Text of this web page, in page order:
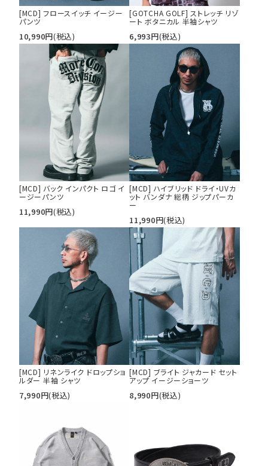
[MCD] フロースイッチ イージー
パンツ
10,990円(税込)
[GOTCHA GOLF] ストレッチ リゾ
ート ボタニカル 半袖シャツ
6,993円(税込)
[MCD] バック インパクト ロゴ イ
ージーパンツ
11,990円(税込)
[MCD] ハイブリッド ドライ・UVカ
ット バンダナ 総柄 ジップパーカ
ー
11,990円(税込)
[MCD] リネンライク ドロップショ
ルダー 半袖 シャツ
7,990円(税込)
[MCD] ブライト ジャカード セット
アップ イージーショーツ
8,990円(税込)